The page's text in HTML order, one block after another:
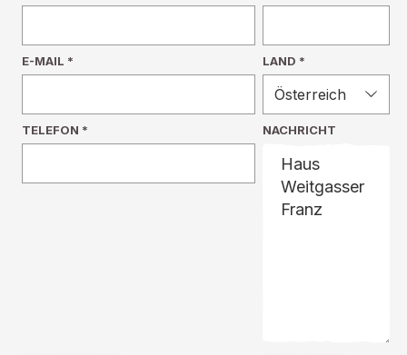
E-MAIL * LAND *
TELEFON * NACHRICHT